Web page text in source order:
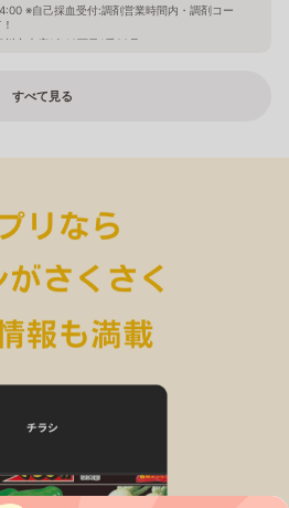
※自己採血受付:調剤営業時間内・調剤コー
川市末広1条10丁目1番20号
すべて見る